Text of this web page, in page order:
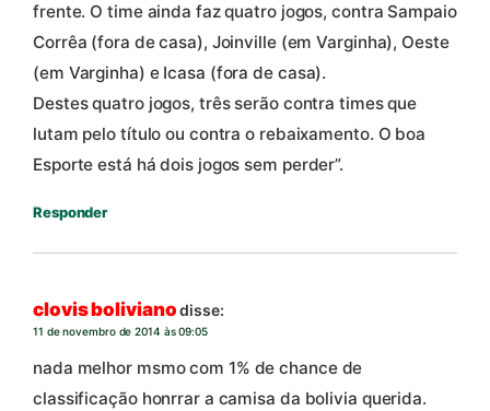
frente. O time ainda faz quatro jogos, contra Sampaio
Corrêa (fora de casa), Joinville (em Varginha), Oeste
(em Varginha) e Icasa (fora de casa).
Destes quatro jogos, três serão contra times que
lutam pelo título ou contra o rebaixamento. O boa
Esporte está há dois jogos sem perder”.
Responder
clovis bolivianodisse:
11 de novembro de 2014 às 09:05
nada melhor msmo com 1% de chance de
classificação honrrar a camisa da bolivia querida.